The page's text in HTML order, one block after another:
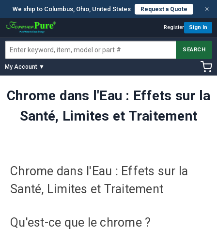
We ship to Columbus, Ohio, United States Request a Quote ×
Register Sign In
SEARCH
My Account ▼
Chrome dans l'Eau : Effets sur la
Santé, Limites et Traitement
Chrome dans l'Eau : Effets sur la
Santé, Limites et Traitement
Qu'est-ce que le chrome ?